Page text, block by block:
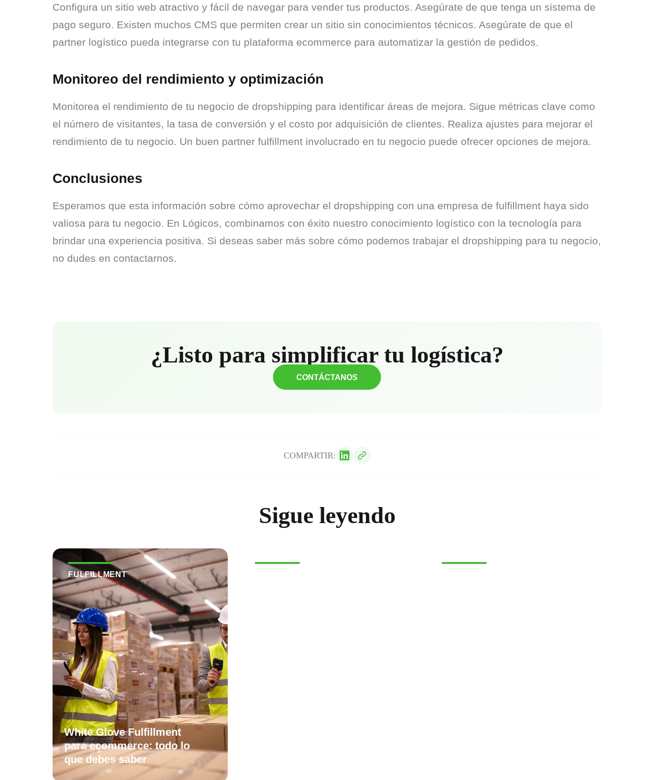
Configura un sitio web atractivo y fácil de navegar para vender tus productos. Asegúrate de que tenga un sistema de
pago seguro. Existen muchos CMS que permiten crear un sitio sin conocimientos técnicos. Asegúrate de que el
partner logístico pueda integrarse con tu plataforma ecommerce para automatizar la gestión de pedidos.
Monitoreo del rendimiento y optimización
Monitorea el rendimiento de tu negocio de dropshipping para identificar áreas de mejora. Sigue métricas clave como
el número de visitantes, la tasa de conversión y el costo por adquisición de clientes. Realiza ajustes para mejorar el
rendimiento de tu negocio. Un buen partner fulfillment involucrado en tu negocio puede ofrecer opciones de mejora.
Conclusiones
Esperamos que esta información sobre cómo aprovechar el dropshipping con una empresa de fulfillment haya sido
valiosa para tu negocio. En Lógicos, combinamos con éxito nuestro conocimiento logístico con la tecnología para
brindar una experiencia positiva. Si deseas saber más sobre cómo podemos trabajar el dropshipping para tu negocio,
no dudes en contactarnos.
¿Listo para simplificar tu logística?
CONTÁCTANOS
COMPARTIR:
Sigue leyendo
FULFILLMENT
White Glove Fulfillment
para ecommerce: todo lo
que debes saber